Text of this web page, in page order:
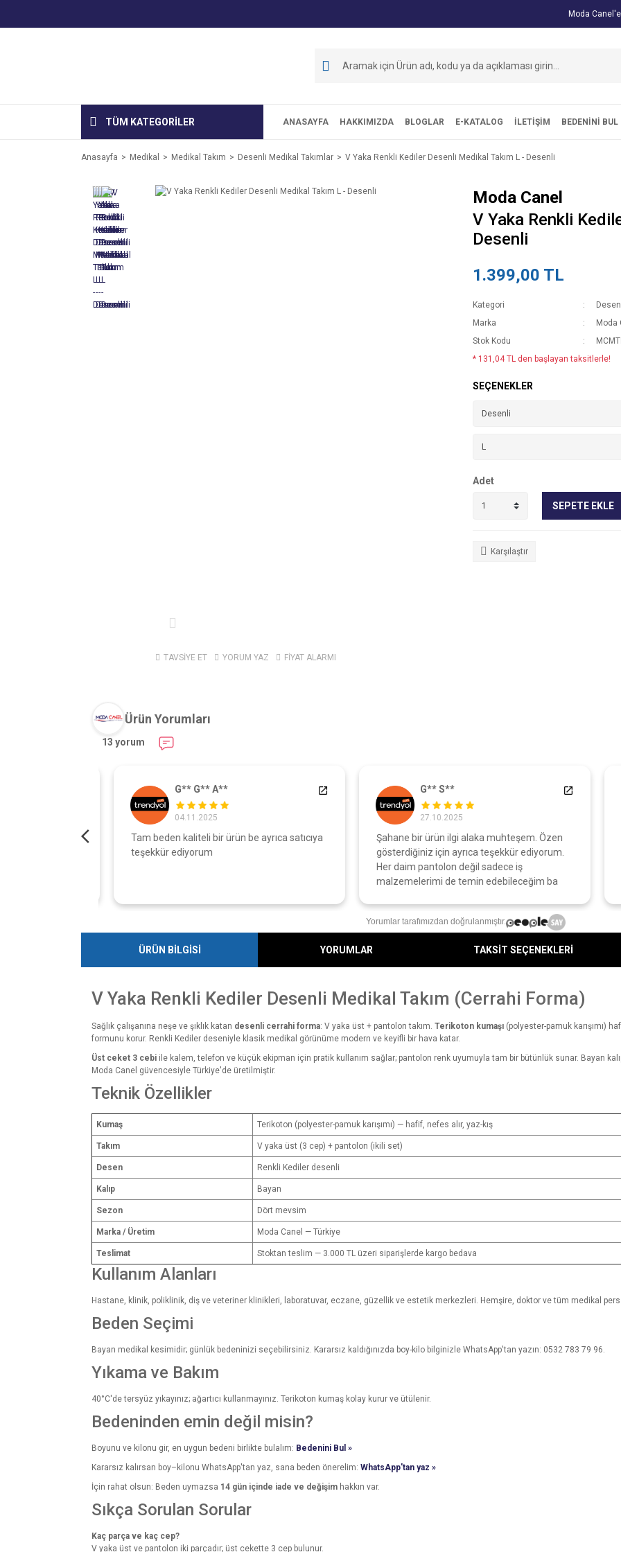
Moda
TÜM KATEGORİLER ANASAYFA HAKKIMIZDA BLOGLAR E-KATALOG İLETİŞİM BEDENİNİ BUL
Anasayfa Medikal Medikal Takım Desenli Medikal Takımlar V Yaka Renkli Kediler Desenli Medikal Takım L - Desenli
TAVSİYE ET YORUM YAZ FİYAT ALARMI
Moda Canel
V Yaka Renkli
Desenli
1.399,00 TL
Kategori
Marka
Moda
Stok Kodu
* 131,04 TL den başlayan taksitlerle!
SEÇENEKLER
Adet
SEPETE EKLE
Karşılaştır
Ürün Yorumları
13 yorum
G** G** A**
04.11.2025
Tam beden kaliteli bir ürün be ayrıca satıcıya
teşekkür ediyorum
G** S**
27.10.2025
Şahane bir ürün ilgi alaka muhteşem. Özen
gösterdiğiniz için ayrıca teşekkür ediyorum.
Her daim pantolon değil sadece iş
malzemelerimi de temin edebileceğim ba
Yorumlar tarafımızdan doğrulanmıştır.
ÜRÜN BİLGİSİ YORUMLAR TAKSİT SEÇENEKLERİ
V Yaka Renkli Kediler Desenli Medikal Takım (Cerrahi Forma)
Sağlık çalışanına neşe ve şıklık katan desenli cerrahi forma: V yaka üst + pantolon takım. Terikoton kumaşı (polyester-pamuk karışımı)
formunu korur. Renkli Kediler deseniyle klasik medikal görünüme modern ve keyifli bir hava katar.
Üst ceket 3 cebi ile kalem, telefon ve küçük ekipman için pratik kullanım sağlar; pantolon renk uyumuyla tam bir bütünlük sunar. Bayan
Moda Canel güvencesiyle Türkiye'de üretilmiştir.
Teknik Özellikler
Kumaş Terikoton (polyester-pamuk karışımı) — hafif, nefes alır, yaz-kış
Takım V yaka üst (3 cep) + pantolon (ikili set)
Desen Renkli Kediler desenli
Kalıp Bayan
Sezon Dört mevsim
Marka / Üretim Moda Canel — Türkiye
Teslimat Stoktan teslim — 3.000 TL üzeri siparişlerde kargo bedava
Kullanım Alanları
Hastane, klinik, poliklinik, diş ve veteriner klinikleri, laboratuvar, eczane, güzellik ve estetik merkezleri. Hemşire, doktor ve tüm medikal
Beden Seçimi
Bayan medikal kesimidir; günlük bedeninizi seçebilirsiniz. Kararsız kaldığınızda boy-kilo bilginizle WhatsApp'tan yazın: 0532 783 79 96.
Yıkama ve Bakım
40°C'de tersyüz yıkayınız; ağartıcı kullanmayınız. Terikoton kumaş kolay kurur ve ütülenir.
Bedeninden emin değil misin?
Boyunu ve kilonu gir, en uygun bedeni birlikte bulalım: Bedenini Bul »
Kararsız kalırsan boy–kilonu WhatsApp'tan yaz, sana beden önerelim: WhatsApp'tan yaz »
İçin rahat olsun: Beden uymazsa 14 gün içinde iade ve değişim hakkın var.
Sıkça Sorulan Sorular
Kaç parça ve kaç cep?
V yaka üst ve pantolon iki parçadır; üst cekette 3 cep bulunur.